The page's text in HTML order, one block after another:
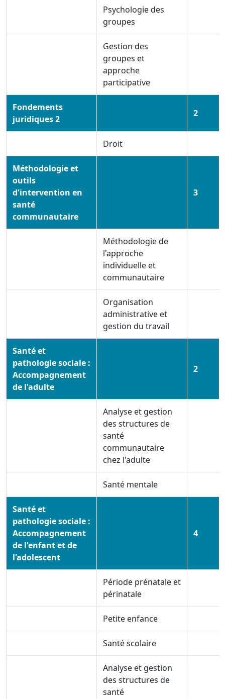
Psychologie des
groupes
Gestion des
groupes et
approche
participative
Fondements
juridiques 2
2
Droit
Méthodologie et
outils
d'intervention en
santé
communautaire
3
Méthodologie de
l'approche
individuelle et
communautaire
Organisation
administrative et
gestion du travail
Santé et
pathologie sociale :
Accompagnement
de l'adulte
2
Analyse et gestion
des structures de
santé
communautaire
chez l'adulte
Santé mentale
Santé et
pathologie sociale :
Accompagnement
de l'enfant et de
l'adolescent
4
Période prénatale et
périnatale
Petite enfance
Santé scolaire
Analyse et gestion
des structures de
santé